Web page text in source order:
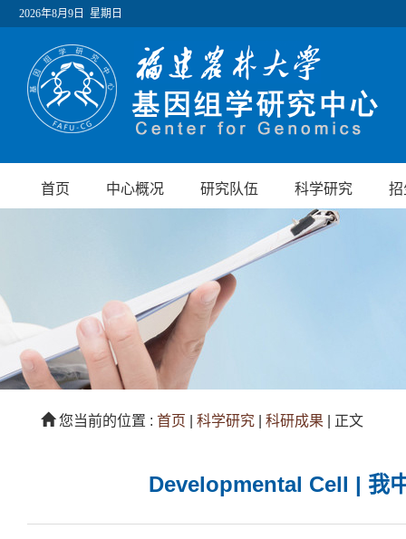
2026年8月9日 星期日
首页 中心概况 研究队伍 科学研究 招
您当前的位置 : 首页 科学研究 科研成果 正文
Developmental Cell | 我